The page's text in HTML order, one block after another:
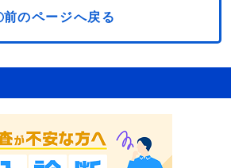
前のページへ戻る